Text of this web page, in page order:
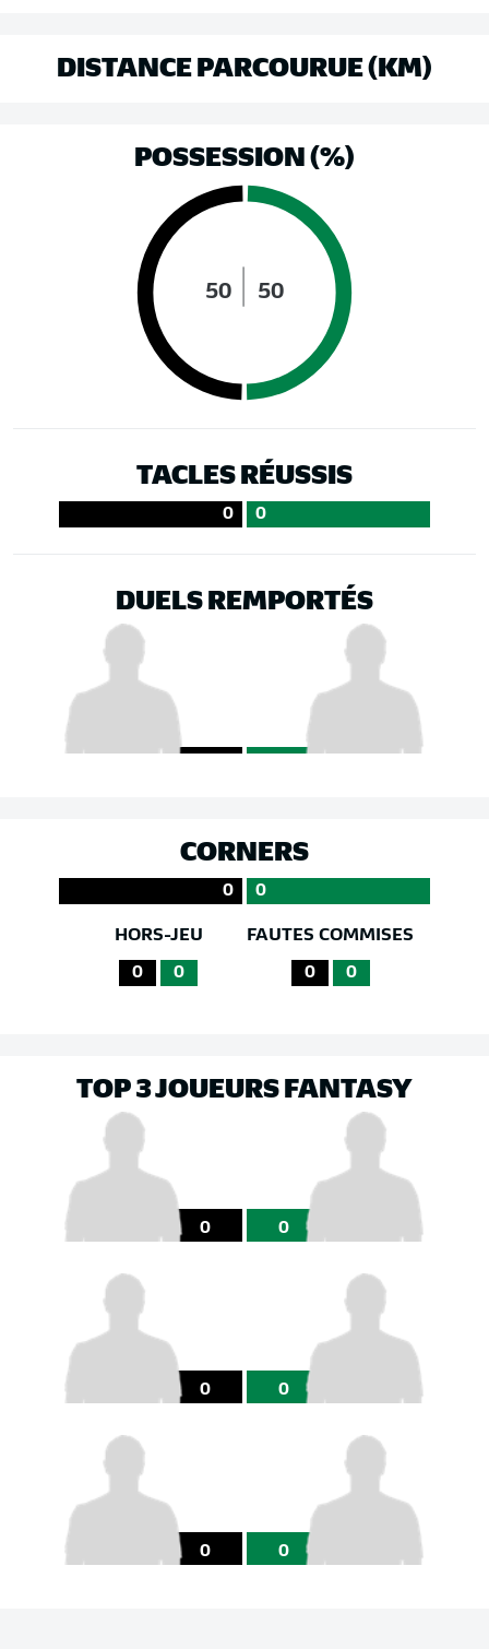
DISTANCE PARCOURUE (KM)
POSSESSION (%)
50 50
TACLES RÉUSSIS
0 0
DUELS REMPORTÉS
CORNERS
0 0
HORS-JEU
0 0
FAUTES COMMISES
0 0
TOP 3 JOUEURS FANTASY
0 0
0 0
0 0